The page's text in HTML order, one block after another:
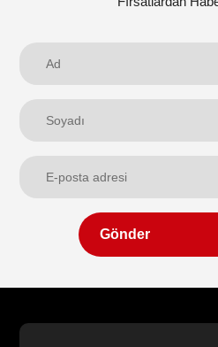
Gönder